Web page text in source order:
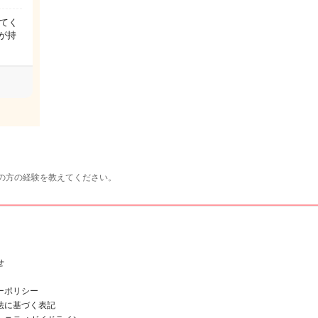
く
持
の経験を教えてください。
ポリシー
に基づく表記